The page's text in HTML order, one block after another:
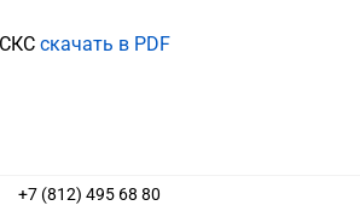
скачать в PDF
+7 (812) 495 68 80